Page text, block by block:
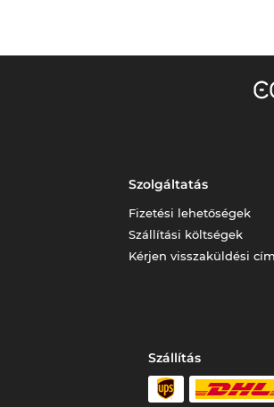
Szolgáltatás
Fizetési lehetőségek
Szállítási költségek
Kérjen visszaküldési
Szállítás